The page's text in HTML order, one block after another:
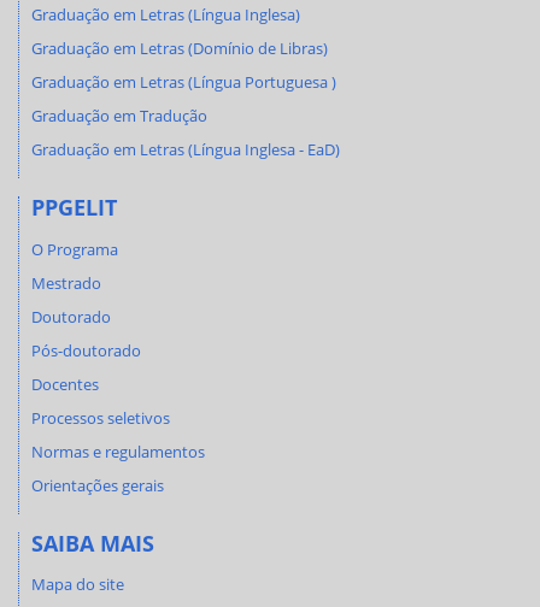
Graduação em Letras (Língua Inglesa)
Graduação em Letras (Domínio de Libras)
Graduação em Letras (Língua Portuguesa )
Graduação em Tradução
Graduação em Letras (Língua Inglesa - EaD)
PPGELIT
O Programa
Mestrado
Doutorado
Pós-doutorado
Docentes
Processos seletivos
Normas e regulamentos
Orientações gerais
SAIBA MAIS
Mapa do site